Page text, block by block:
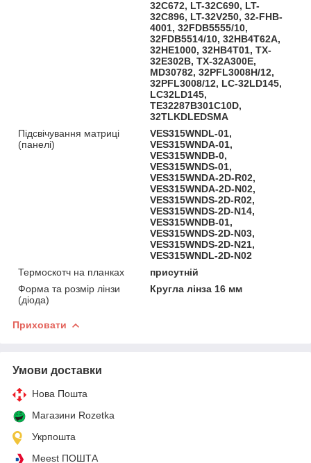
32C672, LT-32C690, LT-
32C896, LT-32V250, 32-FHB-
4001, 32FDB5555/10,
32FDB5514/10, 32HB4T62A,
32HE1000, 32HB4T01, TX-
32E302B, TX-32A300E,
MD30782, 32PFL3008H/12,
32PFL3008/12, LC-32LD145,
LC32LD145,
TE32287B301C10D,
32TLKDLEDSMA
Підсвічування матриці
(панелі)
VES315WNDL-01,
VES315WNDA-01,
VES315WNDB-0,
VES315WNDS-01,
VES315WNDA-2D-R02,
VES315WNDA-2D-N02,
VES315WNDS-2D-R02,
VES315WNDS-2D-N14,
VES315WNDB-01,
VES315WNDS-2D-N03,
VES315WNDS-2D-N21,
VES315WNDL-2D-N02
Термоскотч на планках
присутній
Форма та розмір лінзи
(діода)
Кругла лінза 16 мм
Приховати
Умови доставки
Нова Пошта
Магазини Rozetka
Укрпошта
Meest ПОШТА